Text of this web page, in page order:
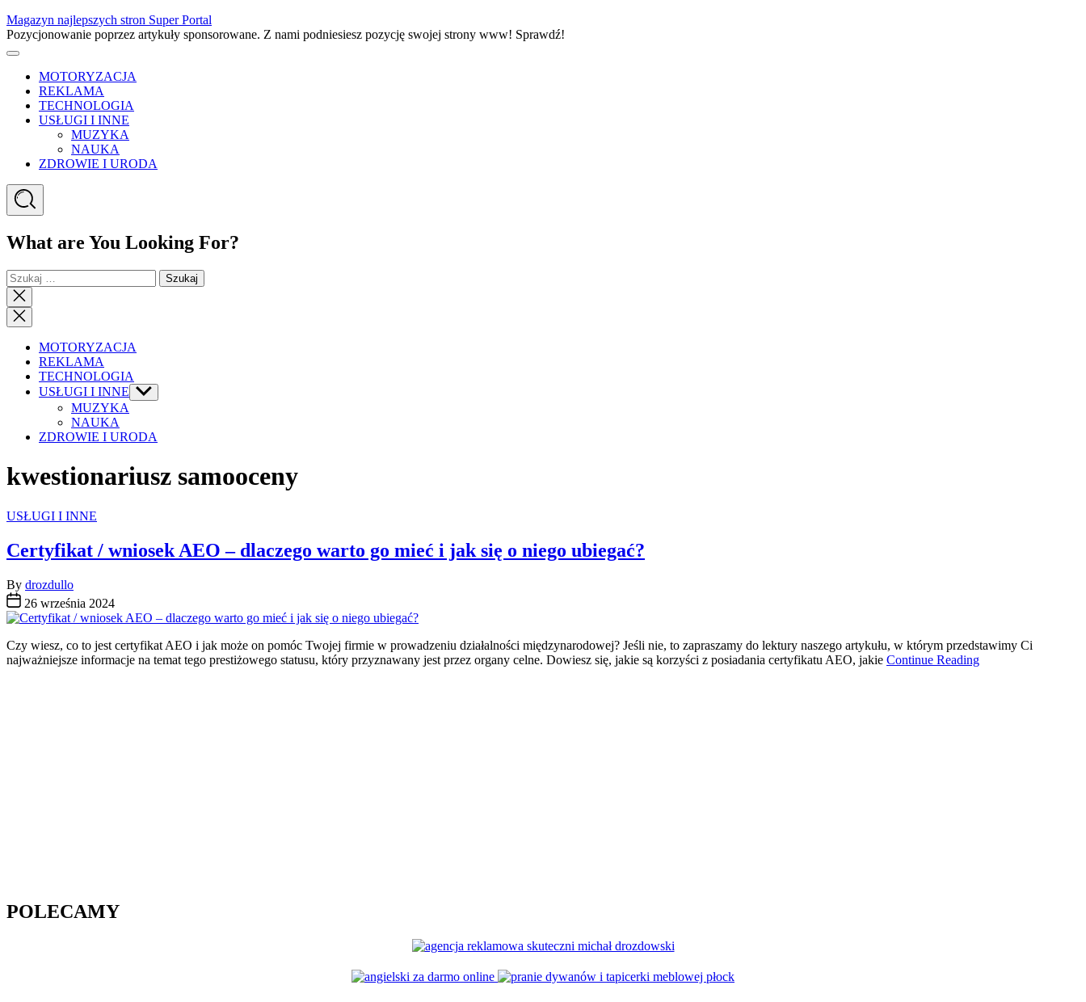
Skip
to
content
Magazyn najlepszych stron Super Portal
Pozycjonowanie poprzez artykuły sponsorowane. Z nami podniesiesz pozycję swojej strony www! Sprawdź!
Menu
MOTORYZACJA
REKLAMA
TECHNOLOGIA
USŁUGI I INNE
MUZYKA
NAUKA
ZDROWIE I URODA
Search
What are You Looking For?
Szukaj:
Close
search
Close
Menu
MOTORYZACJA
REKLAMA
TECHNOLOGIA
USŁUGI I INNE Show
sub
MUZYKA
NAUKA
ZDROWIE I URODA
kwestionariusz samooceny
Categories
USŁUGI I INNE
Certyfikat / wniosek AEO – dlaczego warto go mieć i jak się o niego ubiegać?
By drozdullo
26 września 2024
Czy wiesz, co to jest certyfikat AEO i jak może on pomóc Twojej firmie w prowadzeniu działalności międzynarodowej? Jeśli nie, to zapraszamy do lektury naszego artykułu, w którym przedstawimy Ci
najważniejsze informacje na temat tego prestiżowego statusu, który przyznawany jest przez organy celne. Dowiesz się, jakie są korzyści z posiadania certyfikatu AEO, jakie Continue Reading
POLECAMY